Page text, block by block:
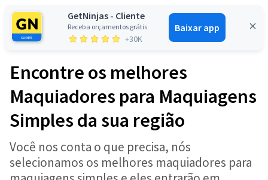
GetNinjas - Cliente
Receba orçamentos grátis
+30K
Baixar app
Entrar
Encontre os melhores
Maquiadores para Maquiagens
Simples da sua região
Você nos conta o que precisa, nós
selecionamos os melhores maquiadores para